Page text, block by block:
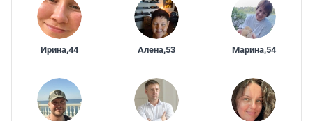
Ирина,44 Алена,53 Марина,54